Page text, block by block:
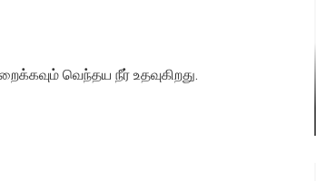
வெந்தய நீர் உதவுகிறது.